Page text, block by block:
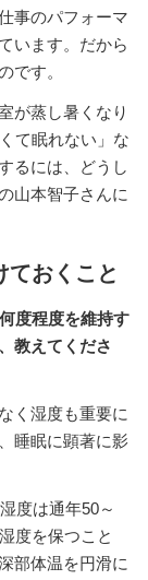
事のパフォーマ
います。だから
です。
が蒸し暑くなり
て眠れない」な
るには、どうし
山本智子さんに
ておくこと
度程度を維持す
教えてくださ
く湿度も重要に
睡眠に顕著に影
度は通年50～
度を保つこと
部体温を円滑に